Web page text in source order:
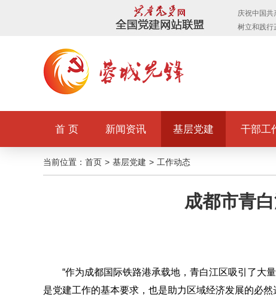
首 页 新闻资讯 基层党建 干部工
当前位置： 首页 > 基层党建 > 工作动态
成都市青
“作为成都国际铁路港承载地，青白江区吸引了大
是党建工作的基本要求，也是助力区域经济发展的必